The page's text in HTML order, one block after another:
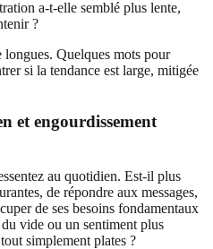
a-t-elle semblé plus lente,
?
longues. Quelques mots pour
si la tendance est large, mitigée
et engourdissement
au quotidien. Est-il plus
de répondre aux messages,
de ses besoins fondamentaux
vide ou un sentiment plus
simplement plates ?